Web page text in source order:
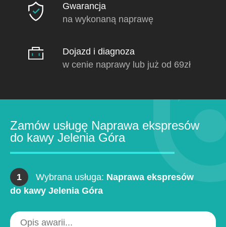
Gwarancja
na wykonaną naprawę
Dojazd i diagnoza
w cenie naprawy lub już od 69zł
Zamów usługę Naprawa ekspresów
do kawy Jelenia Góra
1 Wybrana usługa: Naprawa ekspresów
do kawy Jelenia Góra